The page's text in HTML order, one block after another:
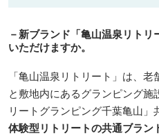
－新ブランド「亀山温泉リト
いただけますか。
「亀山温泉リトリート」は、老
と敷地内にあるグランピング施
リートグランピング千葉亀山」
体験型リトリートの共通ブラン